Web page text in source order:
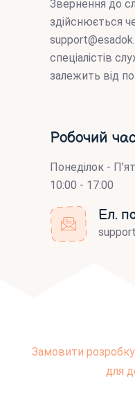
Звернення до
здійснюється
спеціалістів
залежить від
Робочий
Понеділок -
10:00 - 17:00
Ел.
Замовити
для